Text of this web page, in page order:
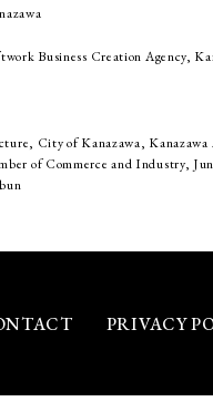
Business Creation Agency,
City of Kanazawa, Kanazawa
of Commerce and Industry,
PRIVACY